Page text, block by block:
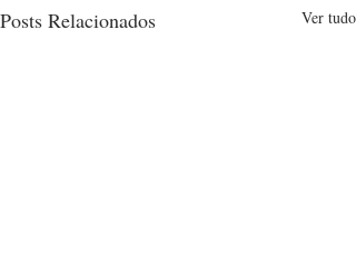
Posts Relacionados Ver tudo